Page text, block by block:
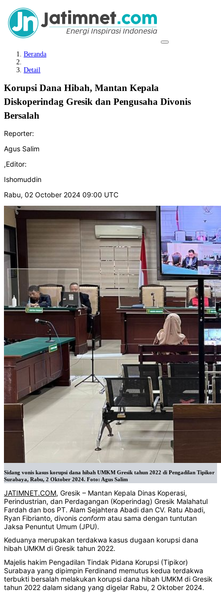
Beranda
Detail
Korupsi Dana Hibah, Mantan Kepala
Diskoperindag Gresik dan Pengusaha Divonis
Bersalah
Reporter:
Agus Salim
,Editor:
Ishomuddin
Rabu, 02 October 2024 09:00 UTC
Sidang vonis kasus korupsi dana hibah UMKM Gresik tahun 2022 di Pengadilan Tipikor
Surabaya, Rabu, 2 Oktober 2024. Foto: Agus Salim
JATIMNET.COM, Gresik – Mantan Kepala Dinas Koperasi,
Perindustrian, dan Perdagangan (Koperindag) Gresik Malahatul
Fardah dan bos PT. Alam Sejahtera Abadi dan CV. Ratu Abadi,
Ryan Fibrianto, divonis conform atau sama dengan tuntutan
Jaksa Penuntut Umum (JPU).
Keduanya merupakan terdakwa kasus dugaan korupsi dana
hibah UMKM di Gresik tahun 2022.
Majelis hakim Pengadilan Tindak Pidana Korupsi (Tipikor)
Surabaya yang dipimpin Ferdinand memutus kedua terdakwa
terbukti bersalah melakukan korupsi dana hibah UMKM di Gresik
tahun 2022 dalam sidang yang digelar Rabu, 2 Oktober 2024.